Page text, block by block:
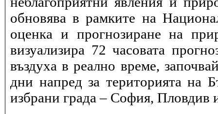
обновява в рамките на
оценка и прогнозиране на
визуализира 72 часовата
въздуха в реално време,
дни напред за територията на
избрани града – София, Пловдив